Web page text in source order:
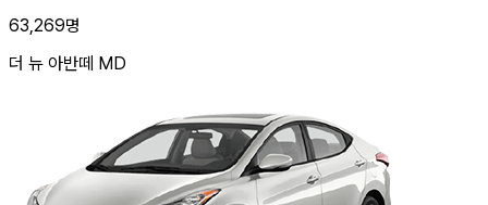
63,269명
더 뉴 아반떼 MD